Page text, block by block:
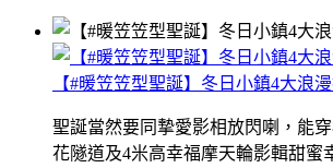
【#暖笠笠型聖誕】冬日小鎮4大浪
聖誕當然要同摯愛影相放閃喇，能
花隧道及4米高幸福摩天輪影輯甜蜜